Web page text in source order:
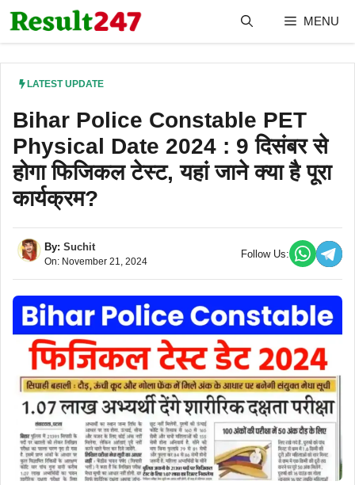
Skip
to
MENU
LATEST UPDATE
Bihar Police Constable PET
Physical Date 2024 : 9 दिसंबर से
होगा फिजिकल टेस्ट, यहां जाने क्या है पूरा
कार्यक्रम?
By: Suchit
On: November 21, 2024
Follow Us: